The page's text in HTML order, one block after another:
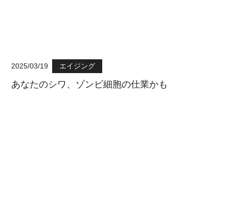
2025/03/19 エイジング
あなたのシワ、ゾンビ細胞の仕業かも